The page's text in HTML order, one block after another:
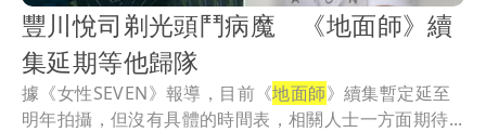
豐川悅司剃光頭鬥病魔 《地面師》續
集延期等他歸隊
據《女性SEVEN》報導，目前《地面師》續集暫定延至
明年拍攝，但沒有具體的時間表，相關人士一方面期待...